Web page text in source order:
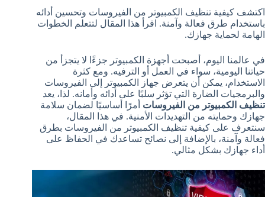
اكتشف كيفية تنظيف الكمبيوتر من الفيروسات وتحسين أدائه
باستخدام طرق فعالة وآمنة. اقرأ هذا المقال لتتعلم الخطوات
الهامة لحماية جهازك.
في عالمنا اليوم، أصبحت أجهزة الكمبيوتر جزءًا لا يتجزأ من
حياتنا اليومية، سواء في العمل أو الترفيه. ومع كثرة
الاستخدام، يمكن أن يتعرض جهاز الكمبيوتر إلى الفيروسات
والبرمجيات الضارة التي تؤثر سلبًا على أدائه وأمانه. لذا، يعد
تنظيف الكمبيوتر من الفيروسات أمرًا أساسيًا لضمان سلامة
جهازك وحمايته من التهديدات الأمنية. في هذا المقال،
سنتعرف على كيفية تنظيف الكمبيوتر من الفيروسات بطرق
فعالة وآمنة، بالإضافة إلى نصائح تساعدك في الحفاظ على
أداء جهازك بشكل مثالي.